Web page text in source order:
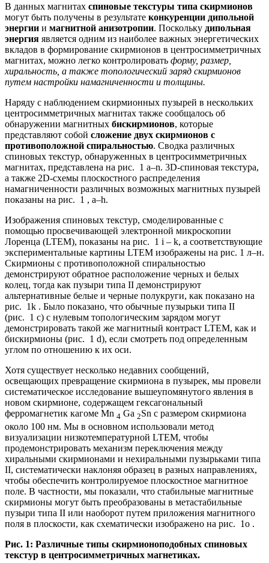
В данных магнитах спиновые текстуры типа скирмионов
могут быть получены в результате конкуренции дипольной
энергии и магнитной анизотропии. Поскольку дипольная
энергия является одним из наиболее важных энергетических
вкладов в формирование скирмионов в центросимметричных
магнитах, можно легко контролировать форму, размер,
хиральность, а также топологический заряд скирмионов
путем настройки намагниченности и толщины.
Наряду с наблюдением скирмионных пузырей в нескольких
центросимметричных магнитах также сообщалось об
обнаружении магнитных бискирмионов, которые
представляют собой сложение двух скирмионов с
противоположной спиральностью. Сводка различных
спиновых текстур, обнаруженных в центросимметричных
магнитах, представлена ​​на рис. 1 a–n. 3D-спиновая текстура,
а также 2D-схемы плоскостного распределения
намагниченности различных возможных магнитных пузырей
показаны на рис. 1 , a–h.
Изображения спиновых текстур, смоделированные с
помощью просвечивающей электронной микроскопии
Лоренца (LTEM), показаны на рис. 1 i – k, а соответствующие
экспериментальные картины LTEM изображены на рис. 1 л–н.
Скирмионы с противоположной спиральностью
демонстрируют обратное расположение черных и белых
колец, тогда как пузыри типа II демонстрируют
альтернативные белые и черные полукруги, как показано на
рис. 1k . Было показано, что обычные пузырьки типа II
(рис. 1 c) с нулевым топологическим зарядом могут
демонстрировать такой же магнитный контраст LTEM, как и
бискирмионы (рис. 1 d), если смотреть под определенным
углом по отношению к их оси.
Хотя существует несколько недавних сообщений,
освещающих превращение скирмиона в пузырек, мы провели
систематическое исследование вышеупомянутого явления в
новом скирмионе, содержащем гексагональный
ферромагнетик кагоме Mn 4 Ga 2Sn с размером скирмиона
около 100 нм. Мы в основном использовали метод
визуализации низкотемпературной LTEM, чтобы
продемонстрировать механизм переключения между
хиральными скирмионами и нехиральными пузырьками типа
II, систематически наклоняя образец в разных направлениях,
чтобы обеспечить контролируемое плоскостное магнитное
поле. В частности, мы показали, что стабильные магнитные
скирмионы могут быть преобразованы в метастабильные
пузыри типа II или наоборот путем приложения магнитного
поля в плоскости, как схематически изображено на рис. 1о .
Рис. 1: Различные типы скирмионоподобных спиновых
текстур в центросимметричных магнетиках.